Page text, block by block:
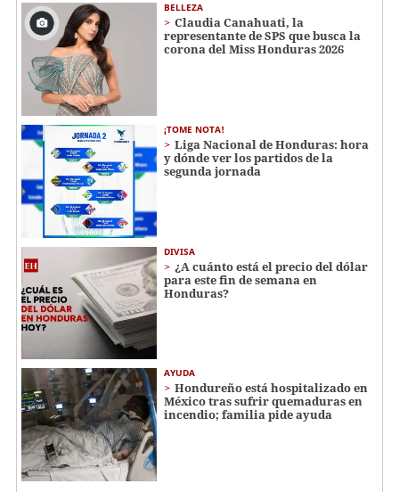
BELLEZA
Claudia Canahuati, la
representante de SPS que busca la
corona del Miss Honduras 2026
¡TOME NOTA!
Liga Nacional de Honduras: hora
y dónde ver los partidos de la
segunda jornada
DIVISA
¿A cuánto está el precio del dólar
para este fin de semana en
Honduras?
AYUDA
Hondureño está hospitalizado en
México tras sufrir quemaduras en
incendio; familia pide ayuda